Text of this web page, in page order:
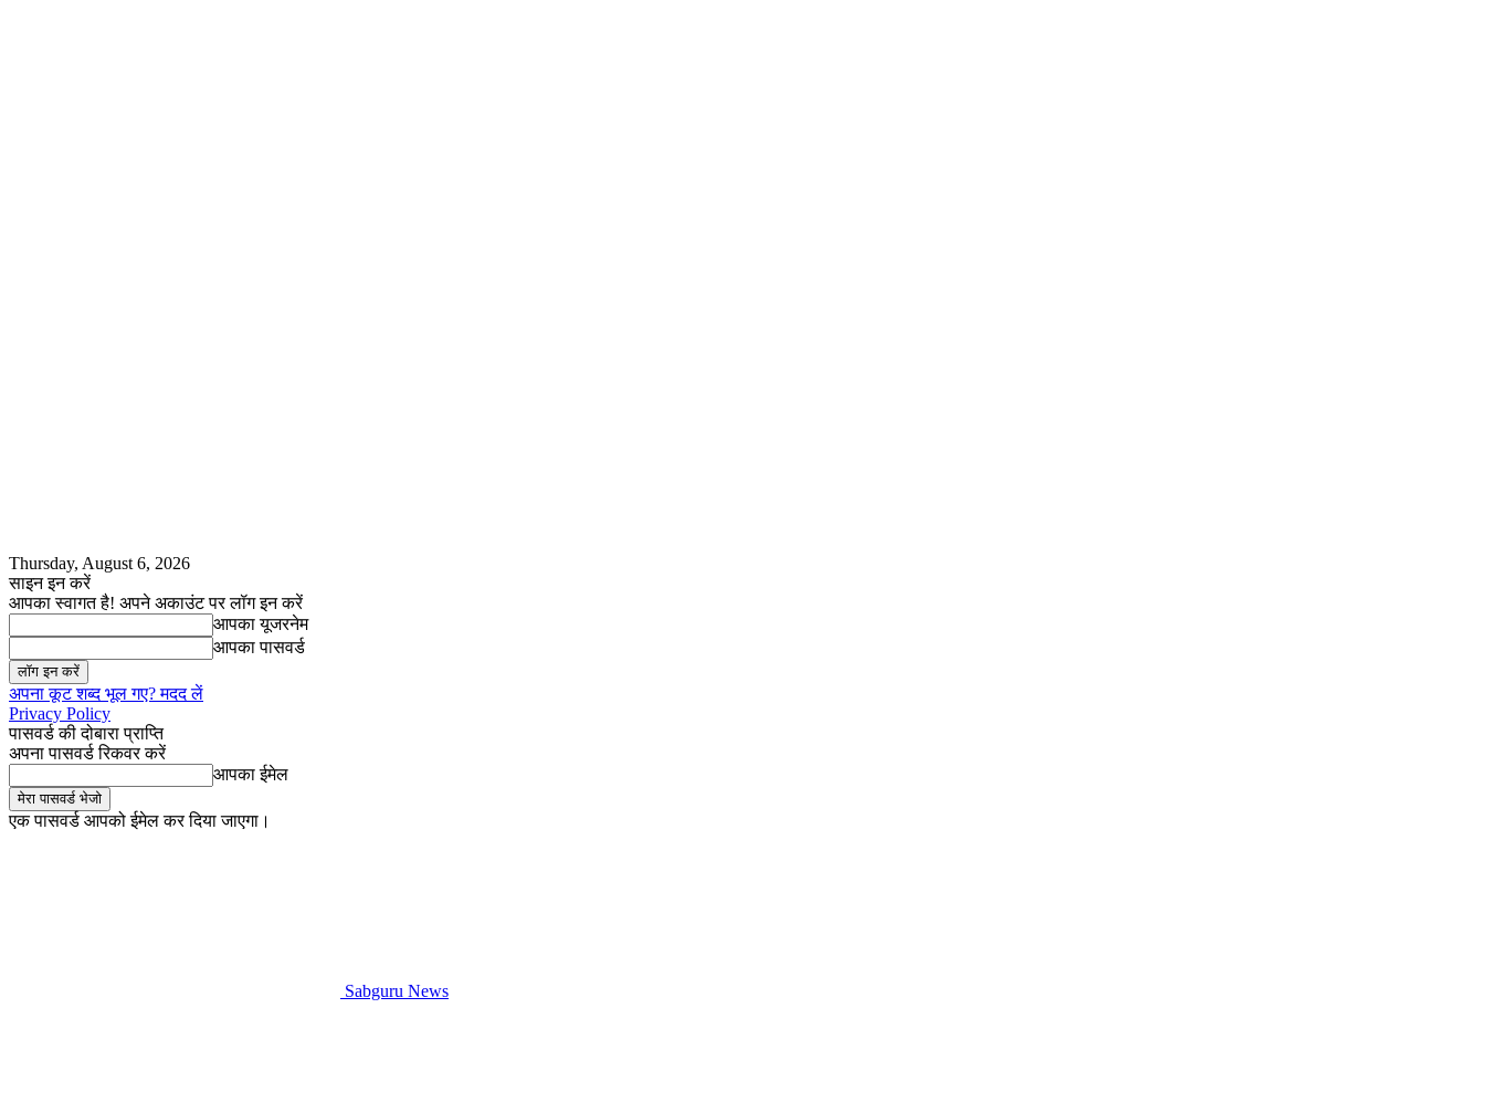
Thursday, August 6, 2026
साइन इन करें
आपका स्वागत है! अपने अकाउंट पर लॉग इन करें
आपका यूजरनेम
आपका पासवर्ड
अपना कूट शब्द भूल गए? मदद लें
Privacy Policy
पासवर्ड की दोबारा प्राप्ति
अपना पासवर्ड रिकवर करें
आपका ईमेल
एक पासवर्ड आपको ईमेल कर दिया जाएगा।
Sabguru News